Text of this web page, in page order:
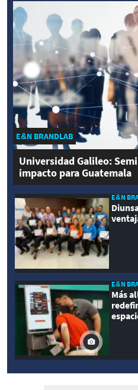
E&N BRANDLAB
Universidad Galileo:
impacto para Guatemala
E&N
E&N
Más